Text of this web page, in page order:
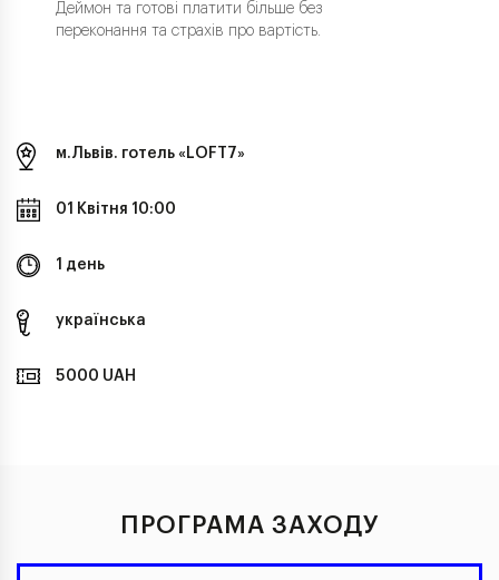
Деймон та готові платити більше без
переконання та страхів про вартість.
м.Львів. готель «LOFT7»
01 Квітня 10:00
1 день
українська
5000 UAH
ПРОГРАМА ЗАХОДУ